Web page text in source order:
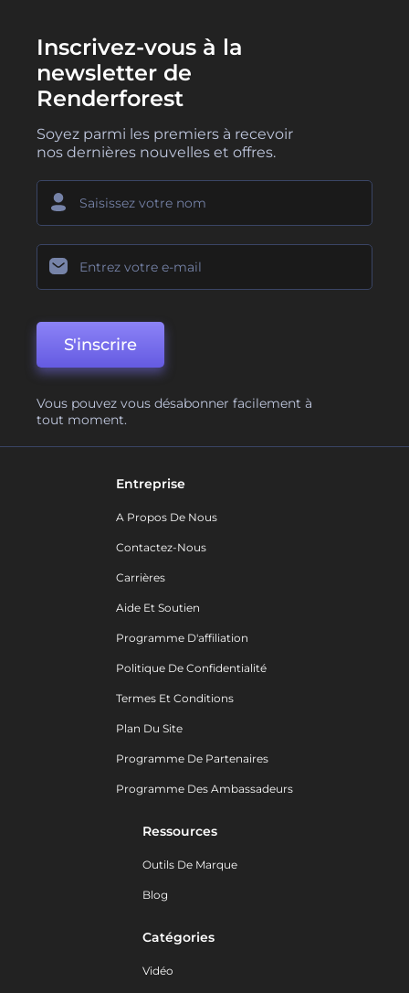
Inscrivez-vous à la
newsletter de
Renderforest
Soyez parmi les premiers à recevoir
nos dernières nouvelles et offres.
S'inscrire
Vous pouvez vous désabonner facilement à
tout moment.
Entreprise
A Propos De Nous
Contactez-Nous
Carrières
Aide Et Soutien
Programme D'affiliation
Politique De Confidentialité
Termes Et Conditions
Plan Du Site
Programme De Partenaires
Programme Des Ambassadeurs
Ressources
Outils De Marque
Blog
Catégories
Vidéo